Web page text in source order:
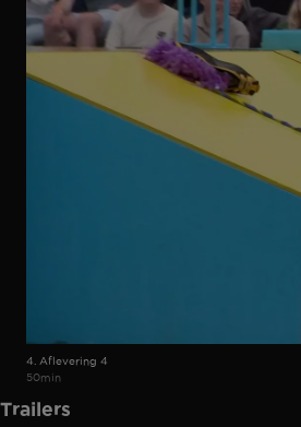
4. Aflevering 4
50min
Trailers